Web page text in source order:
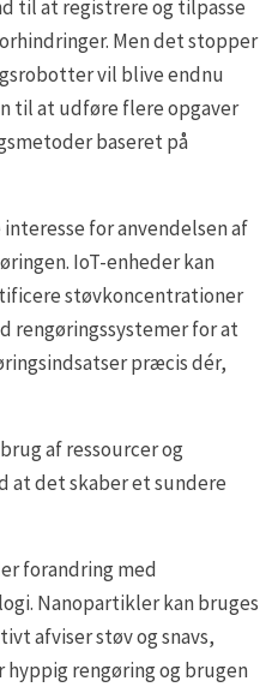
til at registrere og tilpasse
Men det stopper
vil blive endnu
til at udføre flere opgaver
baseret på
for anvendelsen af
IoT-enheder kan
støvkoncentrationer
rengøringssystemer for at
præcis dér,
af ressourcer og
at det skaber et sundere
forandring med
Nanopartikler kan bruges
afviser støv og snavs,
rengøring og brugen